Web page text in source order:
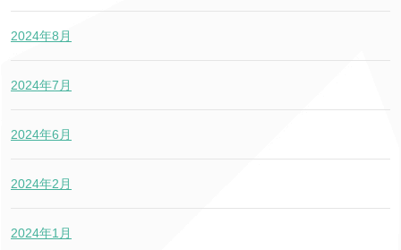
2024年8月
2024年7月
2024年6月
2024年2月
2024年1月